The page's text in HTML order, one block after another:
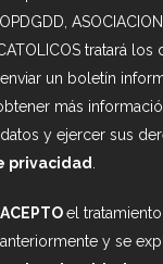
tratará
un boletín
más
y ejercer sus
privacidad
el
y se